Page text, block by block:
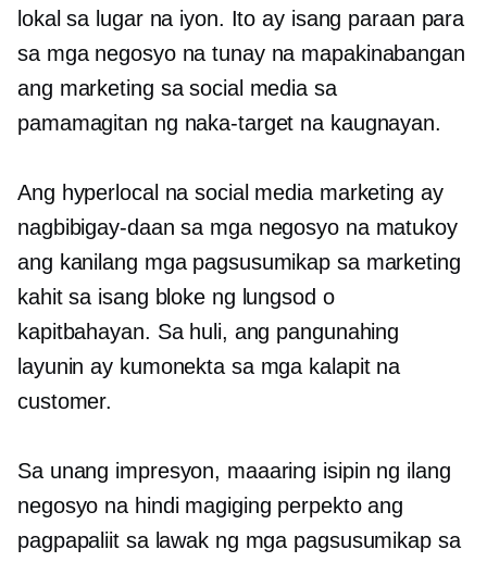
lokal sa lugar na iyon. Ito ay isang paraan para
sa mga negosyo na tunay na mapakinabangan
ang marketing sa social media sa
pamamagitan ng naka-target na kaugnayan.
Ang hyperlocal na social media marketing ay
nagbibigay-daan sa mga negosyo na matukoy
ang kanilang mga pagsusumikap sa marketing
kahit sa isang bloke ng lungsod o
kapitbahayan. Sa huli, ang pangunahing
layunin ay kumonekta sa mga kalapit na
customer.
Sa unang impresyon, maaaring isipin ng ilang
negosyo na hindi magiging perpekto ang
pagpapaliit sa lawak ng mga pagsusumikap sa